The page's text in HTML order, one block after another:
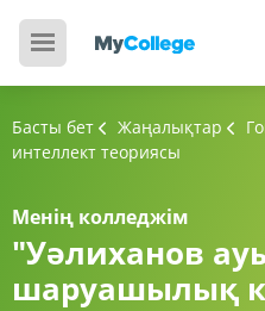
Басты бет Жаңалықтар
интеллект теориясы
Менің колледжім
"Уәлиханов
шаруашылық